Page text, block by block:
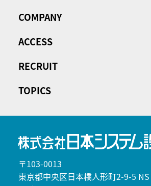
〒103-0013
東京都中央区日本橋人形町2-9-5
COMPANY
ACCESS
RECRUIT
TOPICS